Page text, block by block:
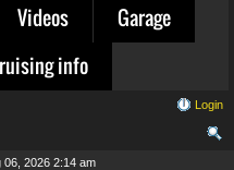
Videos
Garage
info
Login
06, 2026 2:14 am